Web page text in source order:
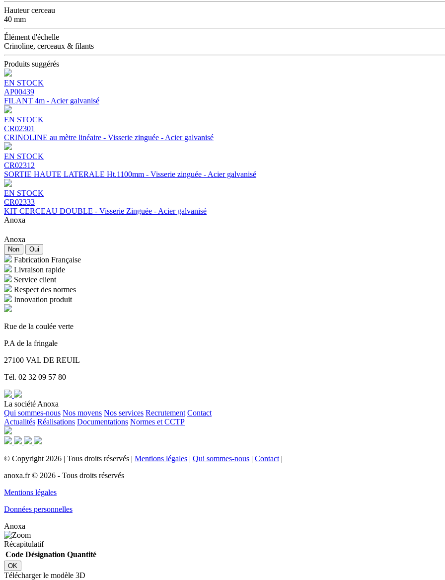
Hauteur cerceau
40 mm
Élément d'échelle
Crinoline, cerceaux & filants
Produits suggérés
EN STOCK
AP00439
FILANT 4m - Acier galvanisé
EN STOCK
CR02301
CRINOLINE au mètre linéaire - Visserie zinguée - Acier galvanisé
EN STOCK
CR02312
SORTIE HAUTE LATERALE Ht.1100mm - Visserie zinguée - Acier galvanisé
EN STOCK
CR02333
KIT CERCEAU DOUBLE - Visserie Zinguée - Acier galvanisé
Anoxa
Anoxa
Non Oui
Fabrication Française
Livraison rapide
Service client
Respect des normes
Innovation produit
Rue de la coulée verte
P.A de la fringale
27100 VAL DE REUIL
Tél. 02 32 09 57 80
La société Anoxa
Qui sommes-nous Nos moyens Nos services Recrutement Contact
Actualités Réalisations Documentations Normes et CCTP
© Copyright 2026 | Tous droits réservés | Mentions légales | Qui sommes-nous | Contact |
anoxa.fr © 2026 - Tous droits réservés
Mentions légales
Données personnelles
Anoxa
Récapitulatif
Code Désignation Quantité
OK
Télécharger le modèle 3D